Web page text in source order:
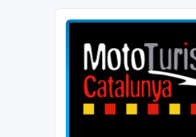
Mototurisme
Turisme en moto en català